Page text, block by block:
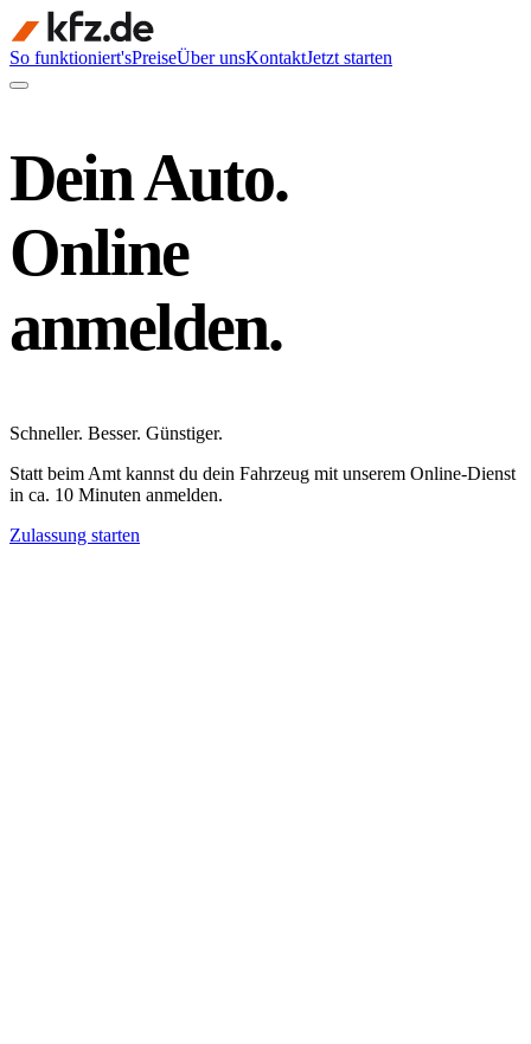
So funktioniert'sPreiseÜber unsKontaktJetzt starten
Dein Auto.
Online
anmelden.
Schneller. Besser. Günstiger.
Statt beim Amt kannst du dein Fahrzeug mit unserem Online-Dienst
in ca. 10 Minuten anmelden.
Zulassung starten